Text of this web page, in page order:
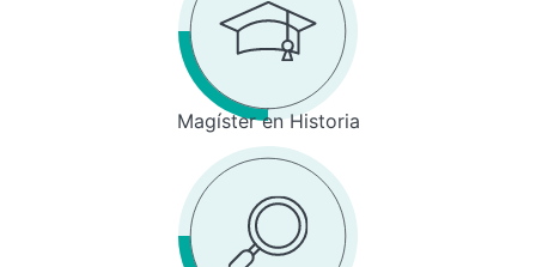
Magíster en Historia